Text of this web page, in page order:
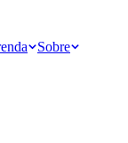
Sobre